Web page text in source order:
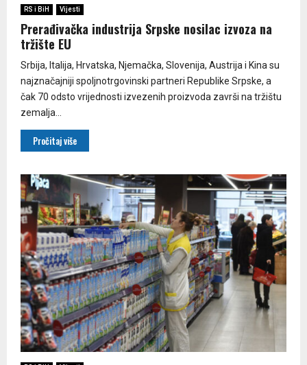
RS i BiH Vijesti
Prerađivačka industrija Srpske nosilac izvoza na
tržište EU
Srbija, Italija, Hrvatska, Njemačka, Slovenija, Austrija i Kina su
najznačajniji spoljnotrgovinski partneri Republike Srpske, a
čak 70 odsto vrijednosti izvezenih proizvoda završi na tržištu
zemalja...
Pročitaj više